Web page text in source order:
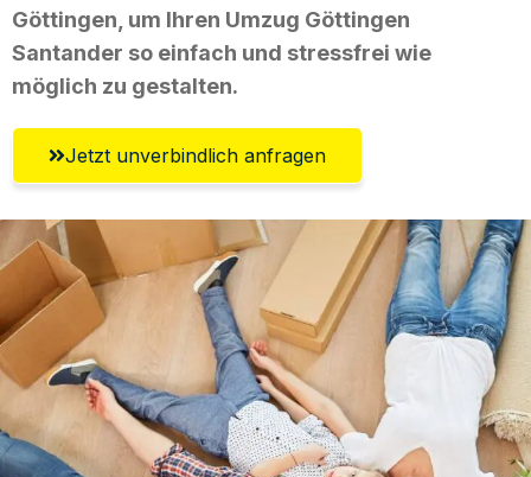
Göttingen, um Ihren Umzug Göttingen
Santander so einfach und stressfrei wie
möglich zu gestalten.
Jetzt unverbindlich anfragen